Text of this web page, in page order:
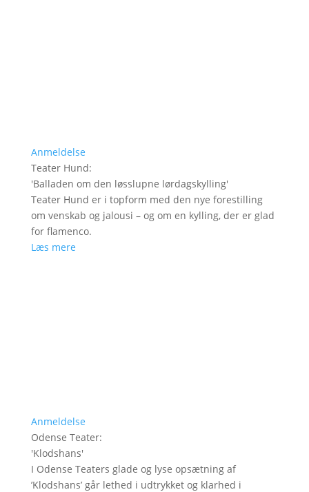
Anmeldelse
Teater Hund:
'Balladen om den løsslupne lørdagskylling'
Teater Hund er i topform med den nye forestilling
om venskab og jalousi – og om en kylling, der er glad
for flamenco.
Læs mere
Anmeldelse
Odense Teater:
'Klodshans'
I Odense Teaters glade og lyse opsætning af
’Klodshans’ går lethed i udtrykket og klarhed i